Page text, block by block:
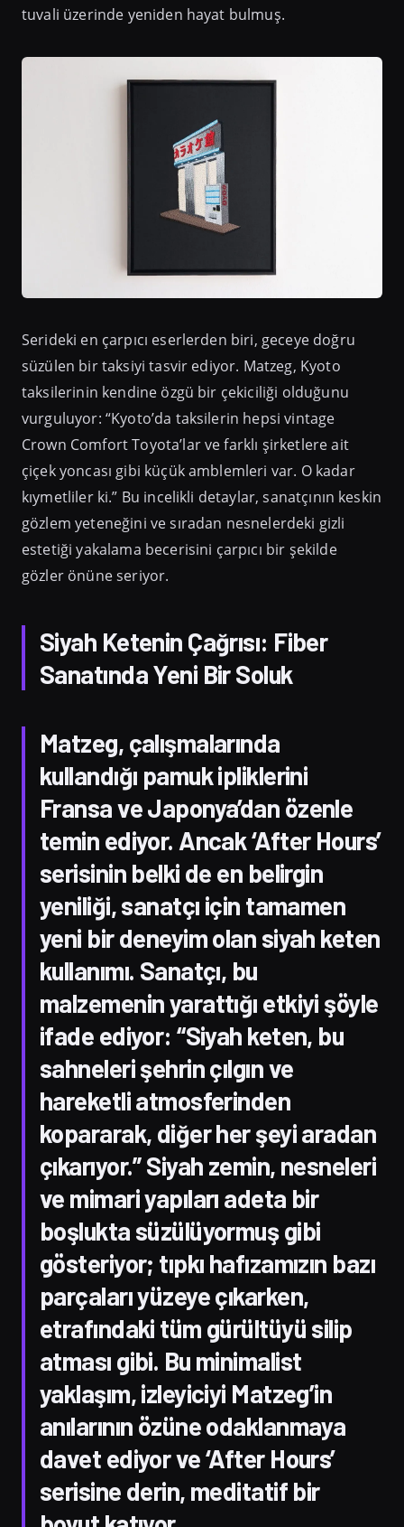
tuvali üzerinde yeniden hayat bulmuş.
Serideki en çarpıcı eserlerden biri, geceye doğru
süzülen bir taksiyi tasvir ediyor. Matzeg, Kyoto
taksilerinin kendine özgü bir çekiciliği olduğunu
vurguluyor: “Kyoto’da taksilerin hepsi vintage
Crown Comfort Toyota’lar ve farklı şirketlere ait
çiçek yoncası gibi küçük amblemleri var. O kadar
kıymetliler ki.” Bu incelikli detaylar, sanatçının keskin
gözlem yeteneğini ve sıradan nesnelerdeki gizli
estetiği yakalama becerisini çarpıcı bir şekilde
gözler önüne seriyor.
Siyah Ketenin Çağrısı: Fiber
Sanatında Yeni Bir Soluk
Matzeg, çalışmalarında
kullandığı pamuk ipliklerini
Fransa ve Japonya’dan özenle
temin ediyor. Ancak ‘After Hours’
serisinin belki de en belirgin
yeniliği, sanatçı için tamamen
yeni bir deneyim olan siyah keten
kullanımı. Sanatçı, bu
malzemenin yarattığı etkiyi şöyle
ifade ediyor: “Siyah keten, bu
sahneleri şehrin çılgın ve
hareketli atmosferinden
kopararak, diğer her şeyi aradan
çıkarıyor.” Siyah zemin, nesneleri
ve mimari yapıları adeta bir
boşlukta süzülüyormuş gibi
gösteriyor; tıpkı hafızamızın bazı
parçaları yüzeye çıkarken,
etrafındaki tüm gürültüyü silip
atması gibi. Bu minimalist
yaklaşım, izleyiciyi Matzeg’in
anılarının özüne odaklanmaya
davet ediyor ve ‘After Hours’
serisine derin, meditatif bir